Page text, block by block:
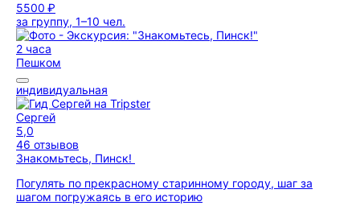
5500 ₽
за группу, 1–10 чел.
2 часа
Пешком
индивидуальная
Сергей
5,0
46 отзывов
Знакомьтесь, Пинск!
Погулять по прекрасному старинному городу, шаг за
шагом погружаясь в его историю